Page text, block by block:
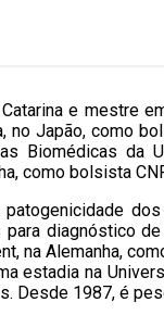
e mestre
no Japão, como
Biomédicas da
como bolsista
diagnóstico
Alemanha,
estadia na
Desde 1987, é